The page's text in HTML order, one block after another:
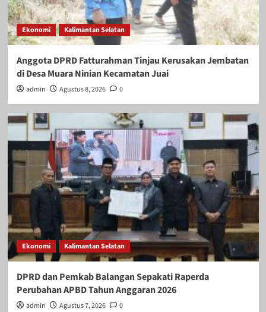
Ekonomi Kalimantan Selatan
Anggota DPRD Fatturahman Tinjau Kerusakan Jembatan
di Desa Muara Ninian Kecamatan Juai
admin Agustus 8, 2026 0
Ekonomi Kalimantan Selatan
DPRD dan Pemkab Balangan Sepakati Raperda
Perubahan APBD Tahun Anggaran 2026
admin Agustus 7, 2026 0